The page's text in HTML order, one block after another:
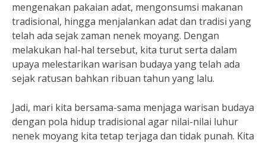
mengenakan pakaian adat, mengonsumsi makanan
tradisional, hingga menjalankan adat dan tradisi yang
telah ada sejak zaman nenek moyang. Dengan
melakukan hal-hal tersebut, kita turut serta dalam
upaya melestarikan warisan budaya yang telah ada
sejak ratusan bahkan ribuan tahun yang lalu.
Jadi, mari kita bersama-sama menjaga warisan budaya
dengan pola hidup tradisional agar nilai-nilai luhur
nenek moyang kita tetap terjaga dan tidak punah. Kita